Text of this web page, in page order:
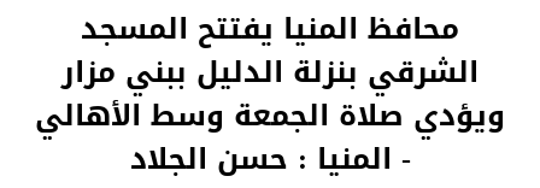
محافظ المنيا يفتتح المسجد
الشرقي بنزلة الدليل ببني مزار
ويؤدي صلاة الجمعة وسط الأهالي
- المنيا : حسن الجلاد